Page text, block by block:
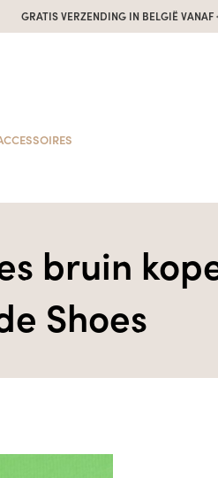
GRATIS VERZENDING IN BELGIË
bruin
Shoes